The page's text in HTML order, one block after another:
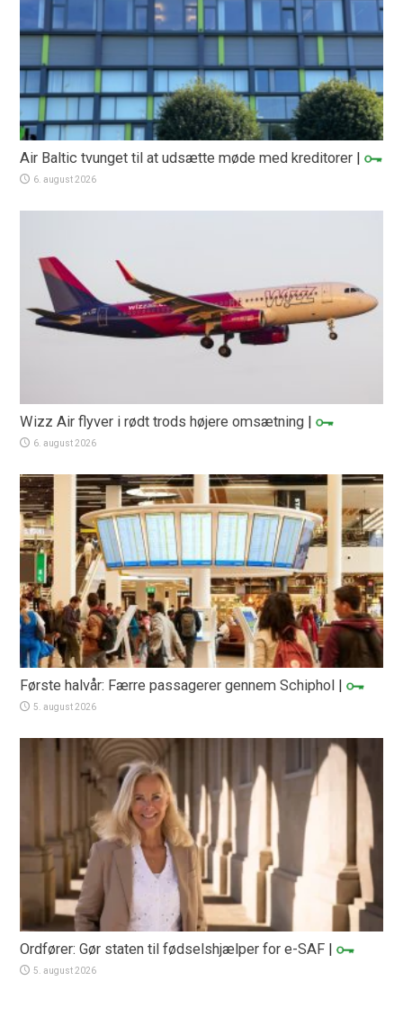
Air Baltic tvunget til at udsætte møde med kreditorer |
6. august 2026
Wizz Air flyver i rødt trods højere omsætning |
6. august 2026
Første halvår: Færre passagerer gennem Schiphol |
5. august 2026
Ordfører: Gør staten til fødselshjælper for e-SAF |
5. august 2026